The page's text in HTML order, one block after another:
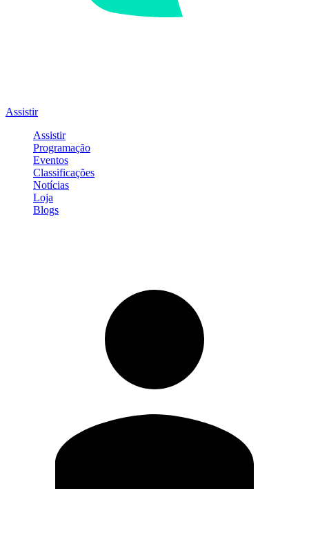
Assistir
Assistir
Programação
Eventos
Classificações
Notícias
Loja
Blogs